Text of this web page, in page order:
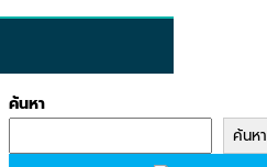
ค้นหา
ค้นหา